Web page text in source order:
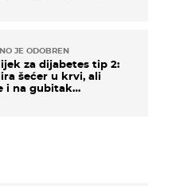
JE ODOBREN
za dijabetes tip 2:
šećer u krvi, ali
i na gubitak